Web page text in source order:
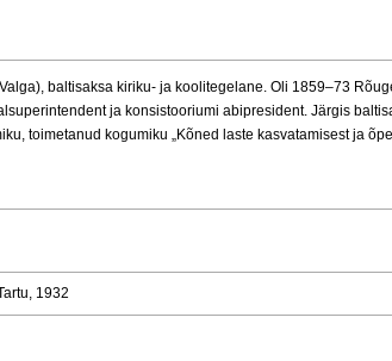
baltisaksa kiriku- ja koolitegelane. Oli 1859–73
ja konsistooriumi abipresident. Järgis
toimetanud kogumiku „Kõned laste kasvatamisest ja
1932